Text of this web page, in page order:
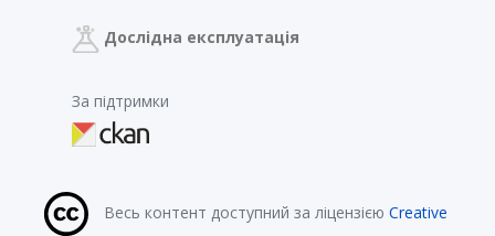
Дослідна експлуатація
За підтримки
Весь контент доступний за ліцензією Creative